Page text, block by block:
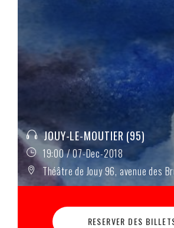
JOUY-LE-MOUTIER (95)
19:00 / 07-Dec-2018
Théâtre de Jouy 96, avenue des Bruzacques
RESERVER DES